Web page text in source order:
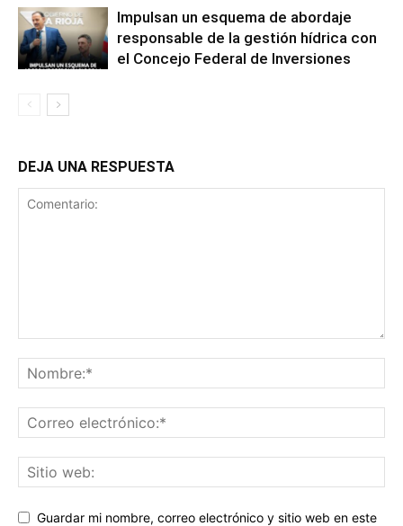
Impulsan un esquema de abordaje
responsable de la gestión hídrica con
el Concejo Federal de Inversiones
DEJA UNA RESPUESTA
Guardar mi nombre, correo electrónico y sitio web en este